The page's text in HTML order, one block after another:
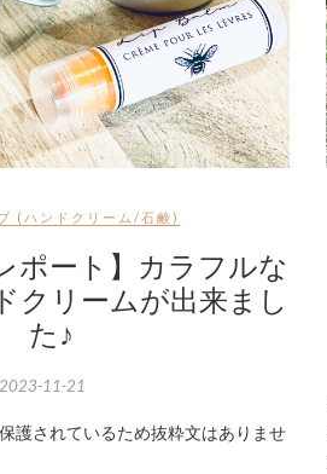
(ハンドクリーム/石鹸)
ポート】カラフルな
クリームが出来まし
た♪
2023-11-21
護されているため抜粋文はありませ